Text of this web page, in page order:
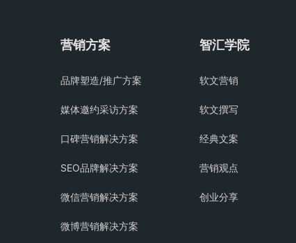
营销方案
品牌塑造/推广方案
媒体邀约采访方案
口碑营销解决方案
SEO品牌解决方案
微信营销解决方案
微博营销解决方案
智汇学院
软文营销
软文撰写
经典文案
营销观点
创业分享